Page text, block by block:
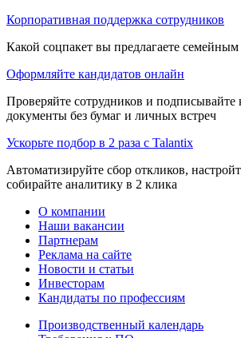
Корпоративная поддержка сотрудников
Какой соцпакет вы предлагаете
Оформляйте кандидатов онлайн
Проверяйте сотрудников и подписывайте
документы без бумаг и личных встреч
Ускорьте подбор в 2 раза с Talantix
Автоматизируйте сбор откликов,
собирайте аналитику в 2 клика
О компании
Наши вакансии
Партнерам
Реклама на сайте
Новости и статьи
Инвесторам
Кандидаты по профессиям
Производственный календарь